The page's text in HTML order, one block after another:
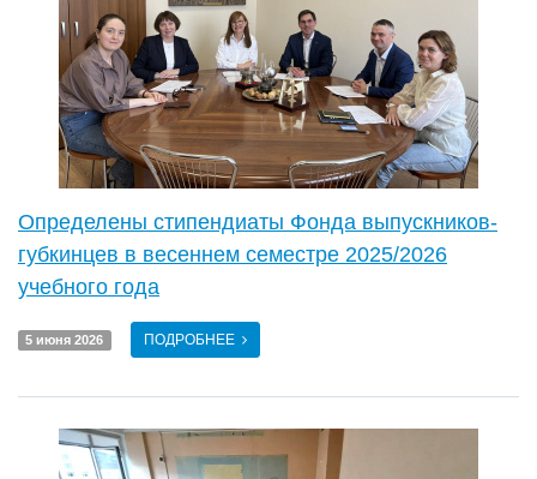
Определены стипендиаты Фонда выпускников-
губкинцев в весеннем семестре 2025/2026
учебного года
5 июня 2026 ПОДРОБНЕЕ